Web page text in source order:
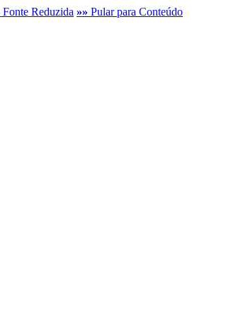
Fonte Reduzida »» Pular para Conteúdo